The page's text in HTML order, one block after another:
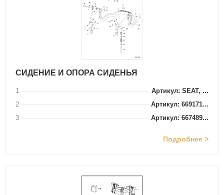
СИДЕНИЕ И ОПОРА СИДЕНЬЯ
1
Артикул: SEAT, ...
2
Артикул: 669171...
3
Артикул: 667489...
Подробнее >